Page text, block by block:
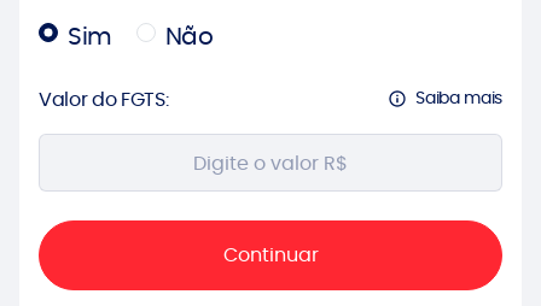
Sim Não
Valor do FGTS: Saiba mais
Continuar